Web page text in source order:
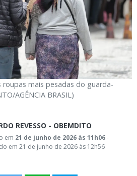
roupas mais pesadas do guarda-
AGÊNCIA BRASIL)
REVESSO - OBEMDITO
em 21 de junho de 2026 às 11h06-
em 21 de junho de 2026 às 12h56